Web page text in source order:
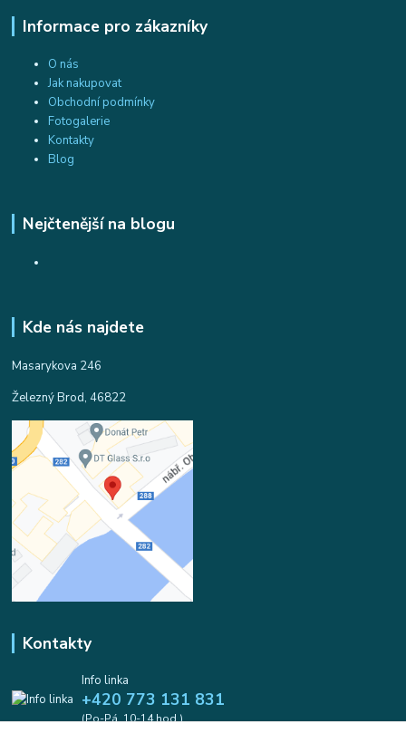
Informace pro zákazníky
O nás
Jak nakupovat
Obchodní podmínky
Fotogalerie
Kontakty
Blog
Nejčtenější na blogu
Kde nás najdete
Masarykova 246
Železný Brod, 46822
Kontakty
Info linka
+420 773 131 831
(Po-Pá, 10-14 hod.)